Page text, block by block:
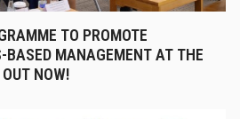
TO PROMOTE
BASED MANAGEMENT AT THE
NOW!